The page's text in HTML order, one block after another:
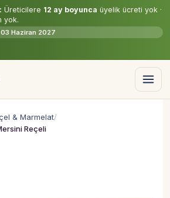
Üreticilere 12 ay boyunca üyelik ücreti yok ·
yok.
03 Haziran 2027
& Marmelat/
Reçeli